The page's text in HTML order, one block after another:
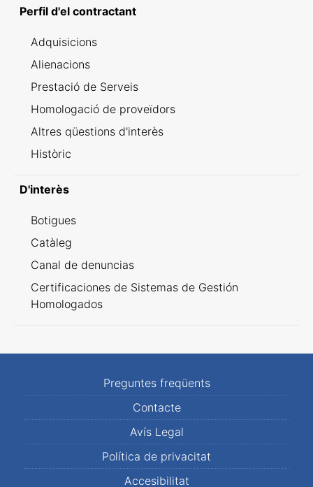
Perfil d'el contractant
Adquisicions
Alienacions
Prestació de Serveis
Homologació de proveïdors
Altres qüestions d'interès
Històric
D'interès
Botigues
Catàleg
Canal de denuncias
Certificaciones de Sistemas de Gestión
Homologados
Preguntes freqüents
Contacte
Avís Legal
Política de privacitat
Accesibilitat